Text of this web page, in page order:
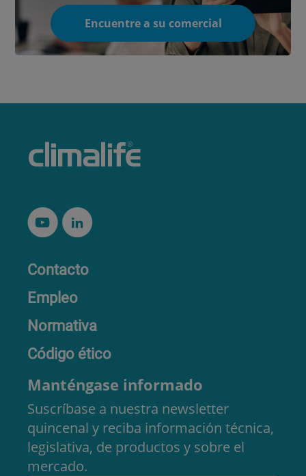
Encuentre a su comercial
Contacto
Empleo
Normativa
Código ético
Manténgase informado
Suscríbase a nuestra newsletter
quincenal y reciba información técnica,
legislativa, de productos y sobre el
mercado.